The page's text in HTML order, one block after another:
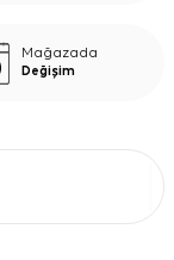
Mağazada
Değişim